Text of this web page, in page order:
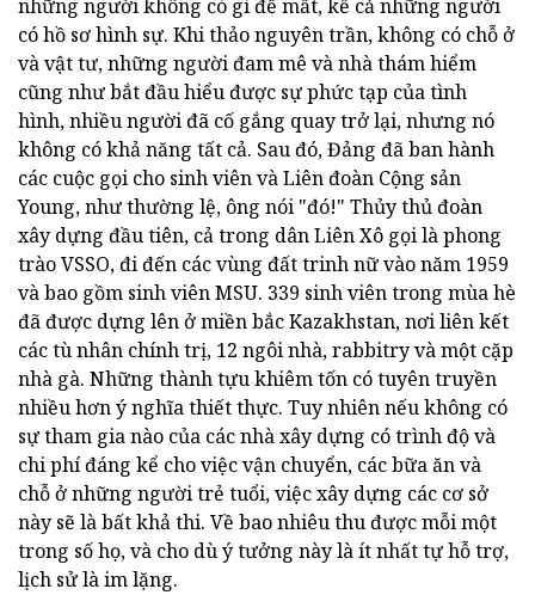
những người không có gì để mất, kể cả những người
có hồ sơ hình sự. Khi thảo nguyên trần, không có chỗ ở
và vật tư, những người đam mê và nhà thám hiểm
cũng như bắt đầu hiểu được sự phức tạp của tình
hình, nhiều người đã cố gắng quay trở lại, nhưng nó
không có khả năng tất cả. Sau đó, Đảng đã ban hành
các cuộc gọi cho sinh viên và Liên đoàn Cộng sản
Young, như thường lệ, ông nói "đó!" Thủy thủ đoàn
xây dựng đầu tiên, cả trong dân Liên Xô gọi là phong
trào VSSO, đi đến các vùng đất trinh nữ vào năm 1959
và bao gồm sinh viên MSU. 339 sinh viên trong mùa hè
đã được dựng lên ở miền bắc Kazakhstan, nơi liên kết
các tù nhân chính trị, 12 ngôi nhà, rabbitry và một cặp
nhà gà. Những thành tựu khiêm tốn có tuyên truyền
nhiều hơn ý nghĩa thiết thực. Tuy nhiên nếu không có
sự tham gia nào của các nhà xây dựng có trình độ và
chi phí đáng kể cho việc vận chuyển, các bữa ăn và
chỗ ở những người trẻ tuổi, việc xây dựng các cơ sở
này sẽ là bất khả thi. Về bao nhiêu thu được mỗi một
trong số họ, và cho dù ý tưởng này là ít nhất tự hỗ trợ,
lịch sử là im lặng.